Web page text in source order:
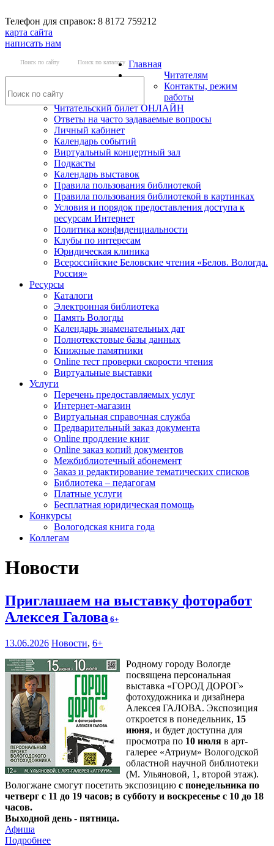
Телефон для справок: 8 8172 759212
карта сайта
написать нам
Поиск по сайту Поиск по каталогу Главная
Читателям
Контакты, режим
работы
Читательский билет ОНЛАЙН
Ответы на часто задаваемые вопросы
Личный кабинет
Календарь событий
Виртуальный концертный зал
Подкасты
Календарь выставок
Правила пользования библиотекой
Правила пользования библиотекой в картинках
Условия и порядок предоставления доступа к
ресурсам Интернет
Политика конфиденциальности
Клубы по интересам
Юридическая клиника
Всероссийские Беловские чтения «Белов. Вологда.
Россия»
Ресурсы
Каталоги
Электронная библиотека
Память Вологды
Календарь знаменательных дат
Полнотекстовые базы данных
Книжные памятники
Online тест проверки скорости чтения
Виртуальные выставки
Услуги
Перечень предоставляемых услуг
Интернет-магазин
Виртуальная справочная служба
Предварительный заказ документа
Online продление книг
Online заказ копий документов
Межбиблиотечный абонемент
Заказ и редактирование тематических списков
Библиотека – педагогам
Платные услуги
Бесплатная юридическая помощь
Конкурсы
Вологодская книга года
Коллегам
Новости
Приглашаем на выставку фоторабот
Алексея Галова 6+
13.06.2026 Новости, 6+
Родному городу Вологде
посвящена персональная
выставка «ГОРОД ДОРОГ»
фотохудожника и дизайнера
Алексея ГАЛОВА. Экспозиция
откроется в понедельник, 15
июня, и будет доступна для
просмотра по 10 июля в арт-
галерее «Атриум» Вологодской
областной научной библиотеки
(М. Ульяновой, 1, второй этаж).
Вологжане смогут посетить экспозицию с понедельника по
четверг с 11 до 19 часов; в субботу и воскресенье с 10 до 18
часов.
Выходной день - пятница.
Афиша
Подробнее